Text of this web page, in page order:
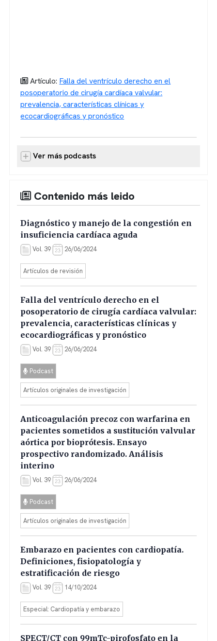
Artículo: Falla del ventrículo derecho en el
posoperatorio de cirugía cardíaca valvular:
prevalencia, características clínicas y
ecocardiográficas y pronóstico
Ver más podcasts
Contenido más leido
Diagnóstico y manejo de la congestión en
insuficiencia cardíaca aguda
Vol. 39 26/06/2024
Artículos de revisión
Falla del ventrículo derecho en el
posoperatorio de cirugía cardíaca valvular:
prevalencia, características clínicas y
ecocardiográficas y pronóstico
Vol. 39 26/06/2024
Podcast
Artículos originales de investigación
Anticoagulación precoz con warfarina en
pacientes sometidos a sustitución valvular
aórtica por bioprótesis. Ensayo
prospectivo randomizado. Análisis
interino
Vol. 39 26/06/2024
Podcast
Artículos originales de investigación
Embarazo en pacientes con cardiopatía.
Definiciones, fisiopatología y
estratificación de riesgo
Vol. 39 14/10/2024
Especial: Cardiopatía y embarazo
SPECT/CT con 99mTc-pirofosfato en la